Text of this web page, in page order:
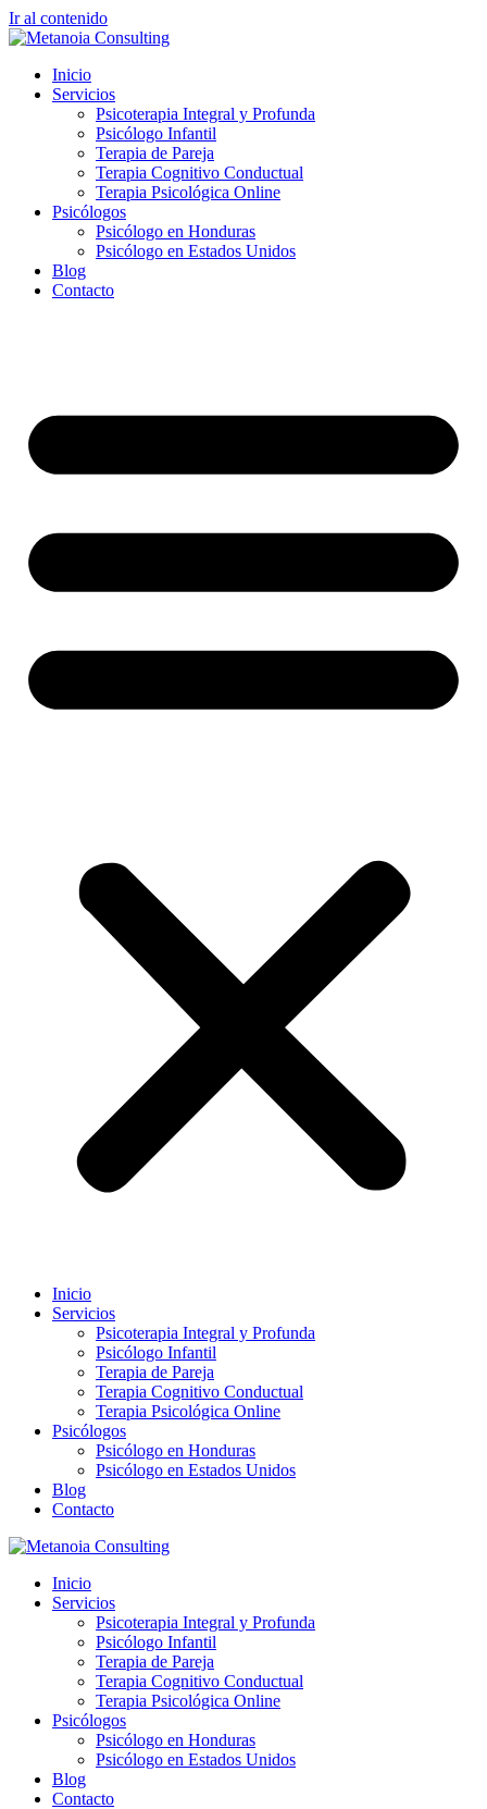
Ir al contenido
Inicio
Servicios
Psicoterapia Integral y Profunda
Psicólogo Infantil
Terapia de Pareja
Terapia Cognitivo Conductual
Terapia Psicológica Online
Psicólogos
Psicólogo en Honduras
Psicólogo en Estados Unidos
Blog
Contacto
Inicio
Servicios
Psicoterapia Integral y Profunda
Psicólogo Infantil
Terapia de Pareja
Terapia Cognitivo Conductual
Terapia Psicológica Online
Psicólogos
Psicólogo en Honduras
Psicólogo en Estados Unidos
Blog
Contacto
Inicio
Servicios
Psicoterapia Integral y Profunda
Psicólogo Infantil
Terapia de Pareja
Terapia Cognitivo Conductual
Terapia Psicológica Online
Psicólogos
Psicólogo en Honduras
Psicólogo en Estados Unidos
Blog
Contacto